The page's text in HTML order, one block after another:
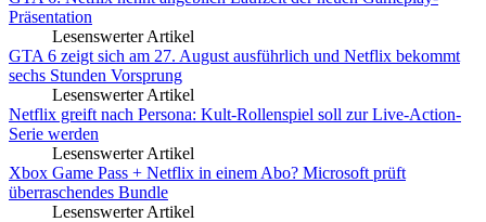
Präsentation
Lesenswerter Artikel
GTA 6 zeigt sich am 27. August ausführlich und Netflix bekommt
sechs Stunden Vorsprung
Lesenswerter Artikel
Netflix greift nach Persona: Kult-Rollenspiel soll zur Live-Action-
Serie werden
Lesenswerter Artikel
Xbox Game Pass + Netflix in einem Abo? Microsoft prüft
überraschendes Bundle
Lesenswerter Artikel